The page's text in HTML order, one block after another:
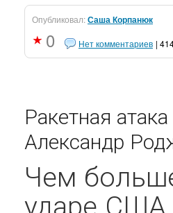
Опубликовал:Саша Корпанюк
0 Нет комментариев |
Ракетная
Александр
Чем
ударе США